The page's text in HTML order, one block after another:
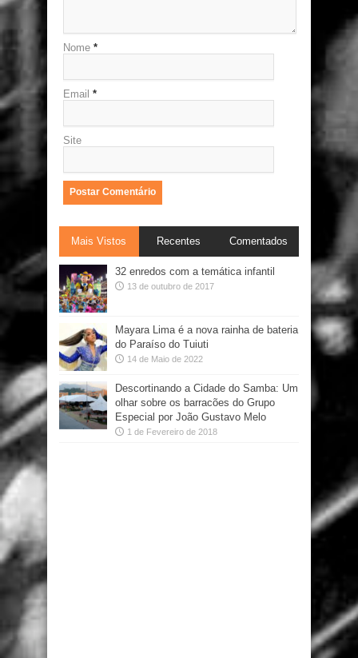
Nome *
Email *
Site
Mais Vistos Recentes Comentados
32 enredos com a temática infantil
13 de outubro de 2017
Mayara Lima é a nova rainha de bateria
do Paraíso do Tuiuti
14 de Maio de 2022
Descortinando a Cidade do Samba: Um
olhar sobre os barracões do Grupo
Especial por João Gustavo Melo
1 de Fevereiro de 2018